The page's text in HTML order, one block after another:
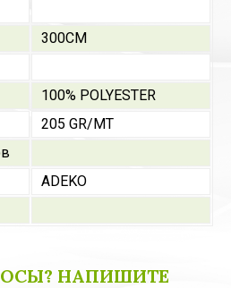
300CM
100% POLYESTER
205 GR/MT
ADEKO
НАПИШИТЕ